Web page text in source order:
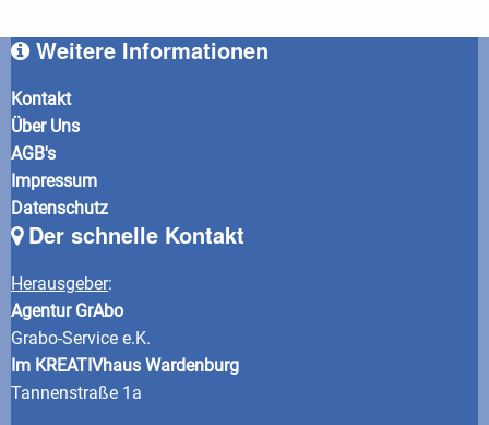
Weitere Informationen
Kontakt
Über Uns
AGB's
Impressum
Datenschutz
Der schnelle Kontakt
Herausgeber:
Agentur GrAbo
Grabo-Service e.K.
Im KREATIVhaus Wardenburg
Tannenstraße 1a